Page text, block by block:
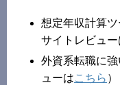
想定年収計算
サイトレビュー
外資系転職に強
ューはこちら ）